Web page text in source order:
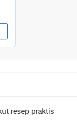
resep praktis